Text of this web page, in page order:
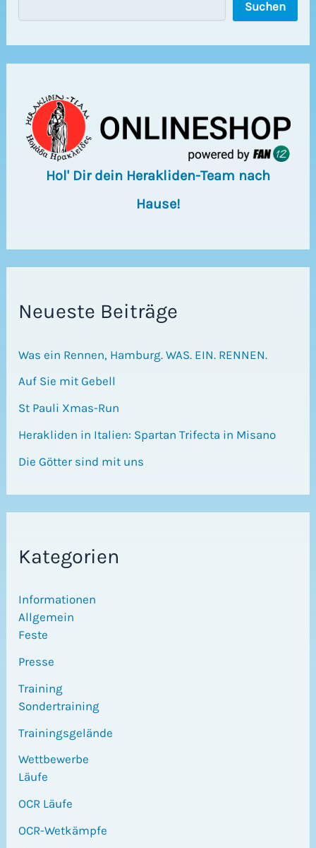
Suchen
Hol' Dir dein Herakliden-Team nach
Hause!
Neueste Beiträge
Was ein Rennen, Hamburg. WAS. EIN. RENNEN.
Auf Sie mit Gebell
St Pauli Xmas-Run
Herakliden in Italien: Spartan Trifecta in Misano
Die Götter sind mit uns
Kategorien
Informationen
Allgemein
Feste
Presse
Training
Sondertraining
Trainingsgelände
Wettbewerbe
Läufe
OCR Läufe
OCR-Wetkämpfe